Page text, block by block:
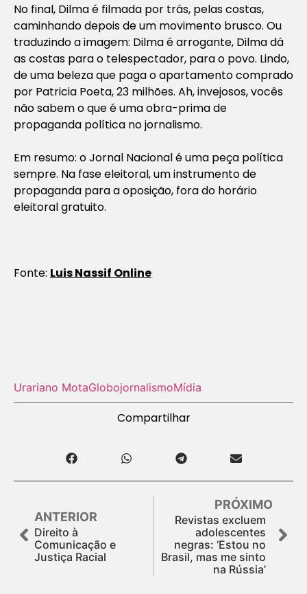
No final, Dilma é filmada por trás, pelas costas,
caminhando depois de um movimento brusco. Ou
traduzindo a imagem: Dilma é arrogante, Dilma dá
as costas para o telespectador, para o povo. Lindo,
de uma beleza que paga o apartamento comprado
por Patricia Poeta, 23 milhões. Ah, invejosos, vocês
não sabem o que é uma obra-prima de
propaganda política no jornalismo.
Em resumo: o Jornal Nacional é uma peça política
sempre. Na fase eleitoral, um instrumento de
propaganda para a oposição, fora do horário
eleitoral gratuito.
Fonte: Luis Nassif Online
Urariano MotaGlobojornalismoMídia
Compartilhar
ANTERIOR
Direito à
Comunicação e
Justiça Racial
PRÓXIMO
Revistas excluem
adolescentes
negras: ‘Estou no
Brasil, mas me sinto
na Rússia’